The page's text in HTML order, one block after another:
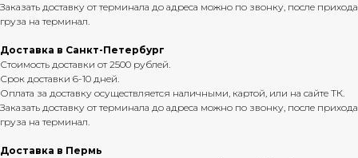
Заказать доставку от терминала до адреса можно по звонку, после прихода
груза на терминал.
Доставка в Санкт-Петербург
Стоимость доставки от 2500 рублей.
Срок доставки 6-10 дней.
Оплата за доставку осуществляется наличными, картой, или на сайте ТК.
Заказать доставку от терминала до адреса можно по звонку, после прихода
груза на терминал.
Доставка в Пермь